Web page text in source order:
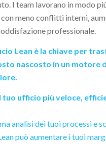
I team lavorano in modo
meno conflitti interni,
professionale.
Lean è la chiave per
nascosto in un motore
tuo ufficio più veloce,
analisi dei tuoi processi e
può aumentare i tuoi